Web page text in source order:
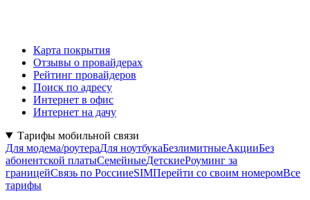
Карта покрытия
Отзывы о провайдерах
Рейтинг провайдеров
Поиск по адресу
Интернет в офис
Интернет на дачу
Тарифы мобильной связи
Для модема/роутераДля ноутбукаБезлимитныеАкцииБез
абонентской платыСемейныеДетскиеРоуминг за
границейСвязь по РоссииeSIMПерейти со своим номеромВсе
тарифы